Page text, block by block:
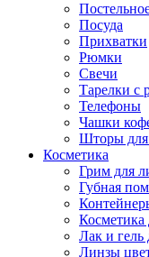
Посуда
Прихватки
Рюмки
Свечи
Тарелки с
Телефоны
Чашки
Шторы для
Косметика
Грим для
Губная
Косметика
Лак и гель
Линзы